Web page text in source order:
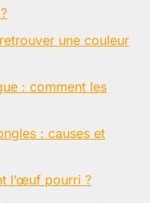
une couleur
: comment les
: causes et
l’œuf pourri ?